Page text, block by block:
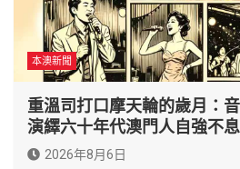
本澳新聞
重溫司打口摩天輪的歲月：
演繹六十年代澳門人自強不
2026年8月6日